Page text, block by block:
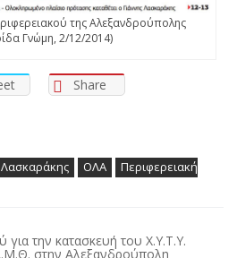
της Αλεξανδρούπολης
Γνώμη, 2/12/2014)
Share
Λασκαράκης ΟΛΑ
Περιφερειακή
την κατασκευή του Χ.Υ.Τ.Υ.
στην Αλεξανδρούπολη